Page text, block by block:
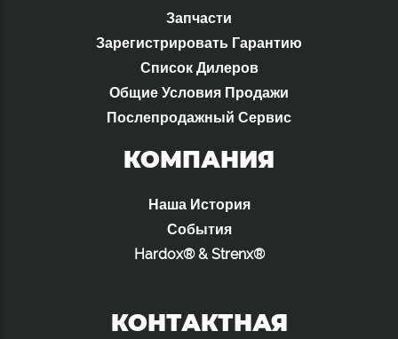
Запчасти
Зарегистрировать Гарантию
Список Дилеров
Общие Условия Продажи
Послепродажный Сервис
КОМПАНИЯ
Наша История
События
Hardox® & Strenx®
КОНТАКТНАЯ